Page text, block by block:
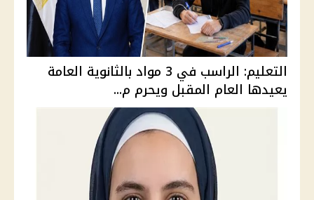
التعليم: الراسب في 3 مواد بالثانوية العامة
يعيدها العام المقبل ويحرم م...